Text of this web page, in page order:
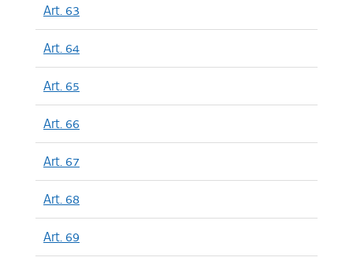
Art. 63
Art. 64
Art. 65
Art. 66
Art. 67
Art. 68
Art. 69